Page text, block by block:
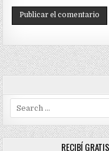
for:
RECIBÍ